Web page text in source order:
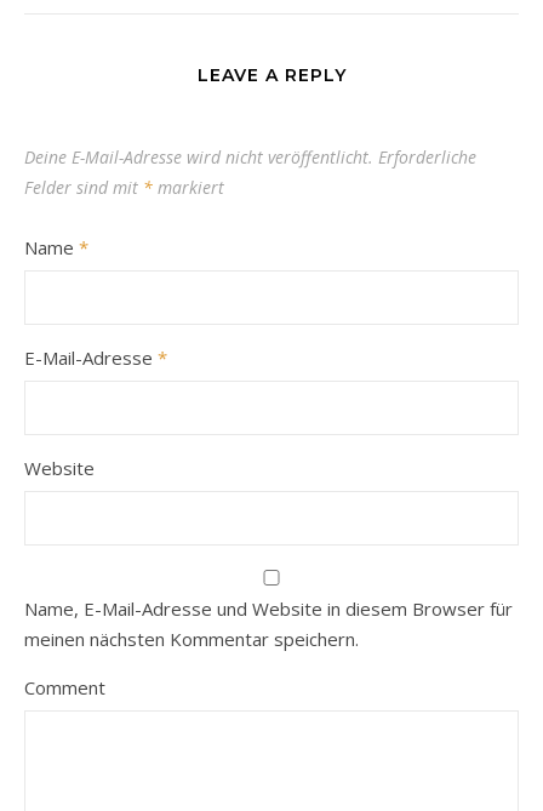
LEAVE A REPLY
Deine E-Mail-Adresse wird nicht veröffentlicht. Erforderliche
Felder sind mit * markiert
Name *
E-Mail-Adresse *
Website
Name, E-Mail-Adresse und Website in diesem Browser für
meinen nächsten Kommentar speichern.
Comment